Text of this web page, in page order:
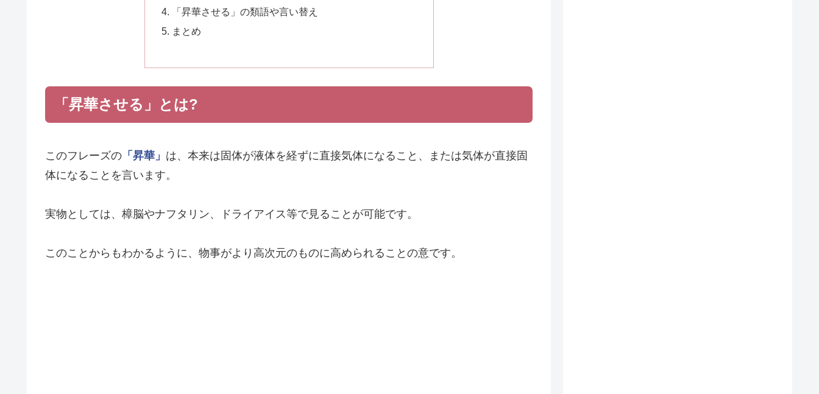
「昇華させる」の類語や言い替え
まとめ
「昇華させる」とは?
このフレーズの 「昇華」 は、本来は固体が液体を経ずに直接気体になること、または気体が直接固
体になることを言います。
実物としては、樟脳やナフタリン、ドライアイス等で見ることが可能です。
このことからもわかるように、物事がより高次元のものに高められることの意です。